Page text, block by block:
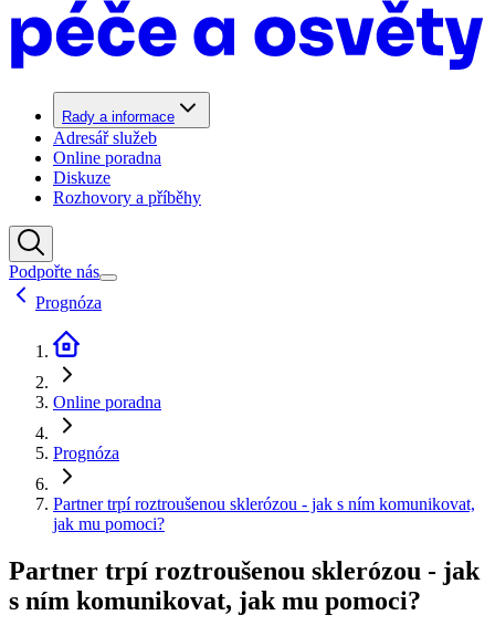
Rady a informace
Adresář služeb
Online poradna
Diskuze
Rozhovory a příběhy
Podpořte nás
Prognóza
Online poradna
Prognóza
Partner trpí roztroušenou sklerózou - jak s ním komunikovat,
jak mu pomoci?
Partner trpí roztroušenou sklerózou - jak
s ním komunikovat, jak mu pomoci?